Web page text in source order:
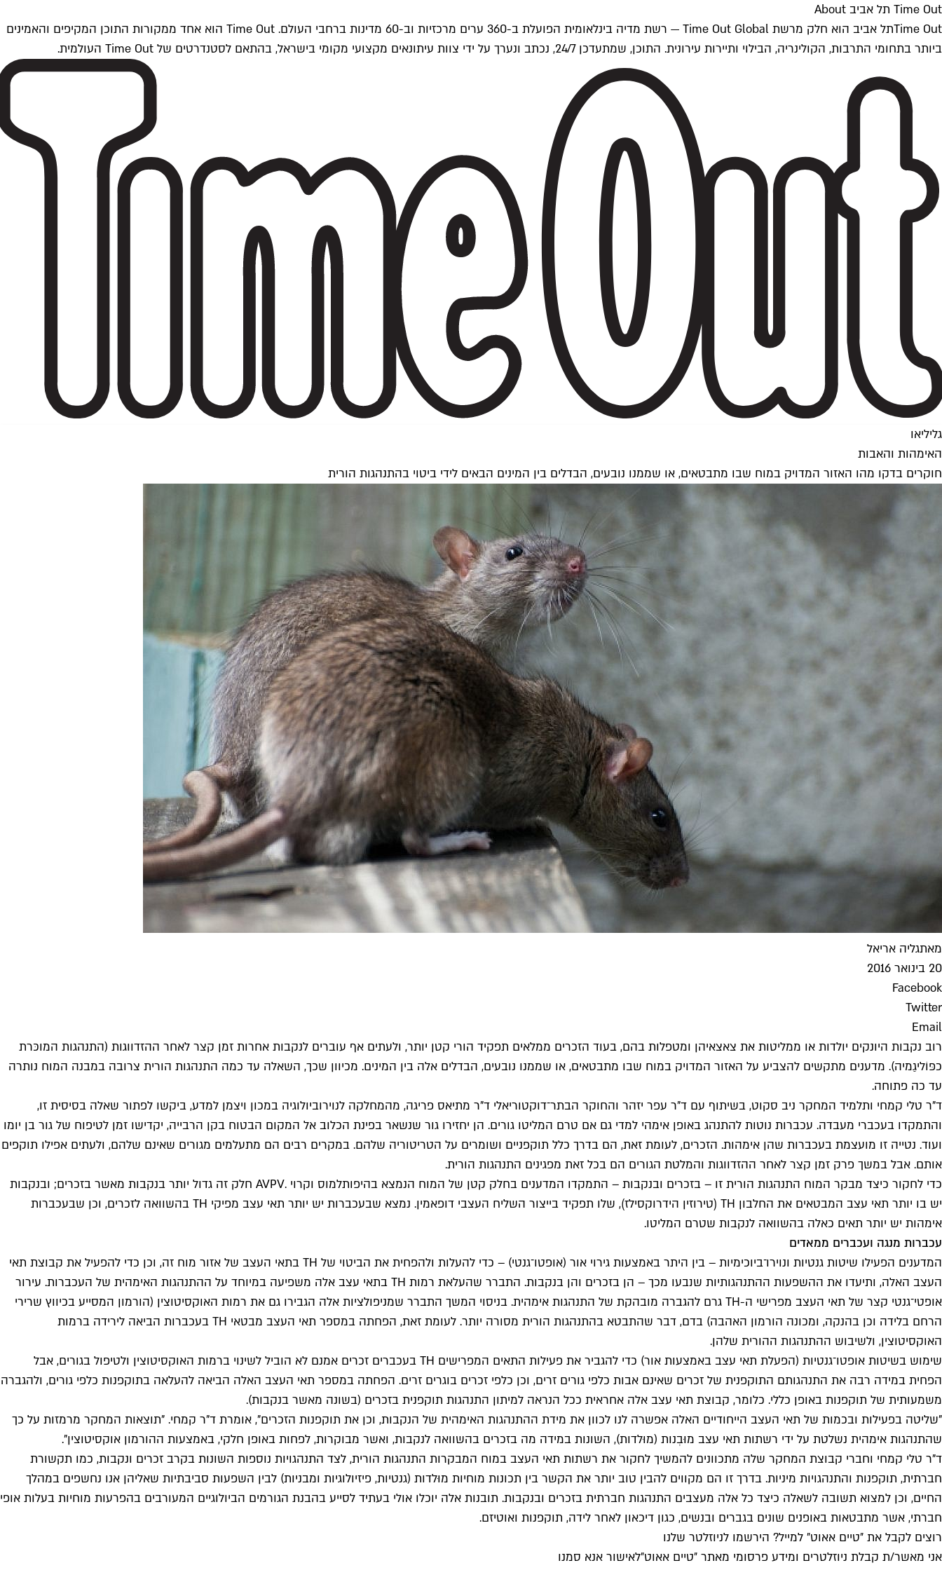
Time Out תל אביב About
Time Outתל אביב הוא חלק מרשת Time Out Global — רשת מדיה בינלאומית הפועלת ב-360 ערים מרכזיות וב-60 מדינות ברחבי העולם. Time Out הוא אחד ממקורות התוכן המקיפים והאמינים
ביותר בתחומי התרבות, הקולינריה, הבילוי ותיירות עירונית. התוכן, שמתעדכן 24/7, נכתב ונערך על ידי צוות עיתונאים מקצועי מקומי בישראל, בהתאם לסטנדרטים של Time Out העולמית.
גליליאו
האימהות והאבות
חוקרים בדקו מהו האזור המדויק במוח שבו מתבטאים, או שממנו נובעים, הבדלים בין המינים הבאים לידי ביטוי בהתנהגות הורית
מאתגליה אריאל
20 בינואר 2016
Facebook
Twitter
Email
רוב נקבות היונקים יולדות או ממליטות את צאצאיהן ומטפלות בהם, בעוד הזכרים ממלאים תפקיד הורי קטן יותר, ולעתים אף עוברים לנקבות אחרות זמן קצר לאחר ההזדווגות (התנהגות המוכּרת
כפּוֹליגַמיה). מדענים מתקשים להצביע על האזור המדויק במוח שבו מתבטאים, או שממנו נובעים, הבדלים אלה בין המינים. מכיוון שכך, השאלה עד כמה התנהגות הורית צרובה במבנה המוח נותרה
עד כה פתוחה.
ד"ר טלי קמחי ותלמיד המחקר ניב סקוט, בשיתוף עם ד"ר עפר יזהר והחוקר הבתר־דוקטוריאלי ד"ר מתיאס פריגה, מהמחלקה לנוירוביולוגיה במכון ויצמן למדע, ביקשו לפתור שאלה בסיסית זו,
והתמקדו בעכברי מעבדה. עכברות נוטות להתנהג באופן אימהי למדי גם אם טרם המליטו גורים. הן יחזירו גור שנשאר בפינת הכלוב אל המקום הבטוח בקן הרבייה, יקדישו זמן לטיפוח של גור בן יומו
ועוד. נטייה זו מועצמת בעכברות שהן אימהות. הזכרים, לעומת זאת, הם בדרך כלל תוקפניים ושומרים על הטריטוריה שלהם. במקרים רבים הם מתעלמים מגורים שאינם שלהם, ולעתים אפילו תוקפים
אותם. אבל במשך פרק זמן קצר לאחר ההזדווגות והמלטת הגורים הם בכל זאת מפגינים התנהגות הורית.
כדי לחקור כיצד מבקר המוח התנהגות הורית זו – בזכרים ובנקבות – התמקדו המדענים בחלק קטן של המוח הנמצא בהיפותלמוס וקרוי .AVPV חלק זה גדול יותר בנקבות מאשר בזכרים; ובנקבות
יש בו יותר תאי עצב המבטאים את החלבון TH (טירוזין הידרוקסילז), שלו תפקיד בייצור השליח העצבי דופאמין. נמצא שבעכברות יש יותר תאי עצב מפיקי TH בהשוואה לזכרים, וכן שבעכברות
אימהות יש יותר תאים כאלה בהשוואה לנקבות שטרם המליטו.
עכברות מנגה ועכברים ממאדים
המדענים הפעילו שיטות גנטיות ונוירו־ביוכימיות – בין היתר באמצעות גירוי אור (אופטו־גנטי) – כדי להעלות ולהפחית את הביטוי של TH בתאי העצב של אזור מוח זה, וכן כדי להפעיל את קבוצת תאי
העצב האלה, ותיעדו את ההשפעות ההתנהגותיות שנבעו מכך – הן בזכרים והן בנקבות. התברר שהעלאת רמות TH בתאי עצב אלה משפיעה במיוחד על ההתנהגות האימהית של העכברות. עירור
אופטי־גנטי קצר של תאי העצב מפרישי ה-TH גרם להגברה מובהקת של התנהגות אימהית. בניסוי המשך התברר שמניפולציות אלה הגבירו גם את רמות האוקסיטוצין (הורמון המסייע בכיווץ שרירי
הרחם בלידה וכן בהנקה, ומכונה הורמון האהבה) בדם, דבר שהתבטא בהתנהגות הורית מסורה יותר. לעומת זאת, הפחתה במספר תאי העצב מבטאי TH בעכברות הביאה לירידה ברמות
האוקסיטוצין, ולשיבוש ההתנהגות ההורית שלהן.
שימוש בשיטות אופטו־גנטיות (הפעלת תאי עצב באמצעות אור) כדי להגביר את פעילות התאים המפרישים TH בעכברים זכרים אמנם לא הוביל לשינוי ברמות האוקסיטוצין ולטיפול בגורים, אבל
הפחית במידה רבה את התנהגותם התוקפנית של זכרים שאינם אבות כלפי גורים זרים, וכן כלפי זכרים בוגרים זרים. הפחתה במספר תאי העצב האלה הביאה להעלאה בתוקפנות כלפי גורים, ולהגברה
משמעותית של תוקפנות באופן כללי. כלומר, קבוצת תאי עצב אלה אחראית ככל הנראה למיתון התנהגות תוקפנית בזכרים (בשונה מאשר בנקבות).
"שליטה בפעילות ובכמות של תאי העצב הייחודיים האלה אפשרה לנו לכוון את מידת ההתנהגות האימהית של הנקבות, וכן את תוקפנות הזכרים", אומרת ד"ר קמחי. "תוצאות המחקר מרמזות על כך
שהתנהגות אימהית נשלטת על ידי רשתות תאי עצב מוּבְנות (מוּלדות), השונות במידה מה בזכרים בהשוואה לנקבות, ואשר מבוקרות, לפחות באופן חלקי, באמצעות ההורמון אוקסיטוצין".
ד"ר טלי קמחי וחברי קבוצת המחקר שלה מתכוונים להמשיך לחקור את רשתות תאי העצב במוח המבקרות התנהגות הורית, לצד התנהגויות נוספות השונות בקרב זכרים ונקבות, כמו תקשורת
חברתית, תוקפנות והתנהגויות מיניות. בדרך זו הם מקווים להבין טוב יותר את הקשר בין תכונות מוחיות מוּלדות (גנטיות, פיזיולוגיות ומבניות) לבין השפעות סביבתיות שאליהן אנו נחשפים במהלך
החיים, וכן למצוא תשובה לשאלה כיצד כל אלה מעצבים התנהגות חברתית בזכרים ובנקבות. תובנות אלה יוכלו אולי בעתיד לסייע בהבנת הגורמים הביולוגיים המעורבים בהפרעות מוחיות בעלות אופי
חברתי, אשר מתבטאות באופנים שונים בגברים ובנשים, כגון דיכאון לאחר לידה, תוקפנות ואוטיזם.
רוצים לקבל את ״טיים אאוט״ למייל? הירשמו לניוזלטר שלנו
אני מאשר/ת קבלת ניוזלטרים ומידע פרסומי מאתר ״טיים אאוט״לאישור אנא סמנו